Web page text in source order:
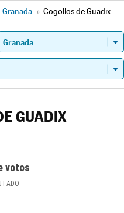
Granada » Cogollos de Guadix
GUADIX
votos